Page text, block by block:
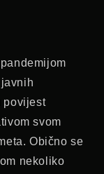
povijest
svom
Obično se
nekoliko